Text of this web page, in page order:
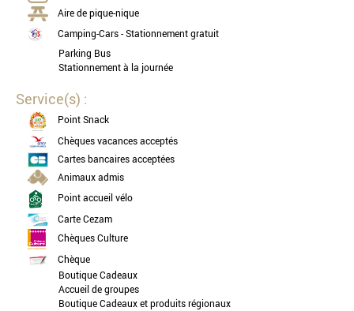
Aire de pique-nique
Camping-Cars - Stationnement gratuit
Parking Bus
Stationnement à la journée
Service(s) :
Point Snack
Chèques vacances acceptés
Cartes bancaires acceptées
Animaux admis
Point accueil vélo
Carte Cezam
Chèques Culture
Chèque
Boutique Cadeaux
Accueil de groupes
Boutique Cadeaux et produits régionaux